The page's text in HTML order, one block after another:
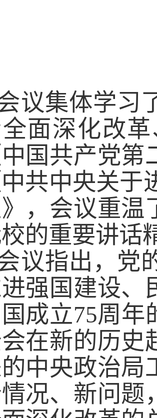
议集体学习
面深化改
中国共产党
中共中央关
，会议重温
的重要讲话
议指出，党
强国建设、
成立75周年
在新的历史
中央政治局
况、新问题